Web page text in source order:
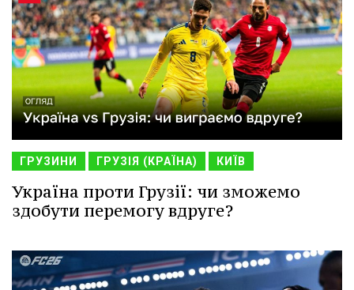
ГРУЗИНИ ГРУЗІЯ (КРАЇНА) КИЇВ
Україна проти Грузії: чи зможемо
здобути перемогу вдруге?